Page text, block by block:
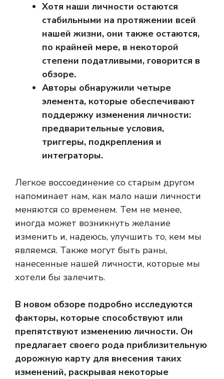
Хотя наши личности остаются
стабильными на протяжении всей
нашей жизни, они также остаются,
по крайней мере, в некоторой
степени податливыми, говорится в
обзоре.
Авторы обнаружили четыре
элемента, которые обеспечивают
поддержку изменения личности:
предварительные условия,
триггеры, подкрепления и
интеграторы.
Легкое воссоединение со старым другом
напоминает нам, как мало наши личности
меняются со временем. Тем не менее,
иногда может возникнуть желание
изменить и, надеюсь, улучшить то, кем мы
являемся. Также могут быть раны,
нанесенные нашей личности, которые мы
хотели бы залечить.
В новом обзоре подробно исследуются
факторы, которые способствуют или
препятствуют изменению личности. Он
предлагает своего рода приблизительную
дорожную карту для внесения таких
изменений, раскрывая некоторые